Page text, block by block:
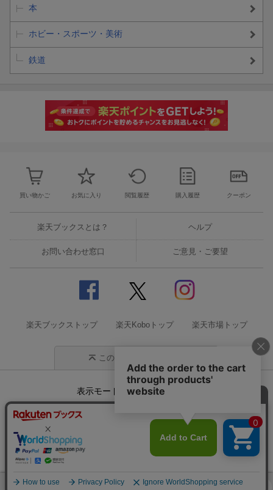
本
ホビー・スポーツ・美術
鉄道
買い物かご お気に入り 閲覧履歴 購入履歴 クーポン
楽天ブックスとは？ ヘルプ
お問い合わせ窓口 ご意見・ご要望
楽天ブックストップ 楽天Koboトップ 楽天市場トップ
このページの先頭に戻る
表示モード モバイル
企業情報 個人情報保護方針